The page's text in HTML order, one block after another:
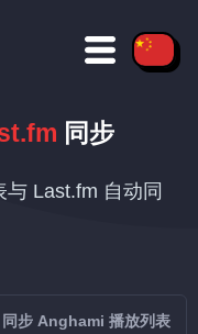
同步
Last.fm 自动同
同步 Anghami 播放列表